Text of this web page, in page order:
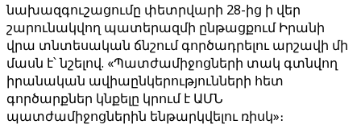
նախազգուշացումը փետրվարի 28-ից ի վեր
շարունակվող պատերազմի ընթացքում Իրանի
վրա տնտեսական ճնշում գործադրելու արշավի մի
մասն է՝ նշելով. «Պատժամիջոցների տակ գտնվող
իրանական ավիաընկերությունների հետ
գործարքներ կնքելը կրում է ԱՄՆ
պատժամիջոցներին ենթարկվելու ռիսկ»։